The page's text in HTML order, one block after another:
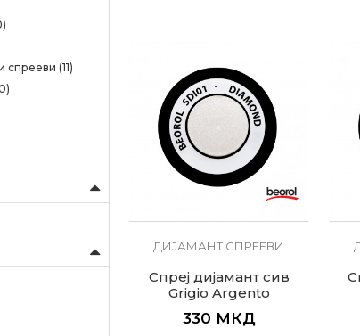
спрееви (11)
ДИЈАМАНТ СПРЕЕВИ
Спреј дијамант сив
Grigio Argento
330 МКД